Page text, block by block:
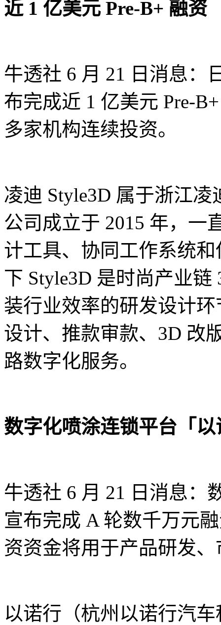
近 1 亿美元 Pre-B+ 融资
牛透社 6 月 21 日消息：
布完成近 1 亿美元 Pre-
多家机构连续投资。
凌迪 Style3D 属于浙江
公司成立于 2015 年，一
计工具、协同工作系统
下 Style3D 是时尚产业
装行业效率的研发设计
设计、推款审款、3D 改
路数字化服务。
数字化喷涂连锁平台「
牛透社 6 月 21 日消息：
宣布完成 A 轮数千万元
资资金将用于产品研发
以诺行（杭州以诺行汽